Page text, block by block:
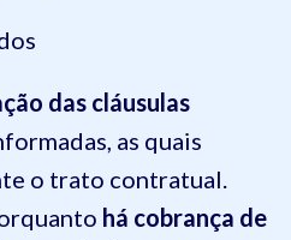
das cláusulas
as quais
o trato contratual.
há cobrança de